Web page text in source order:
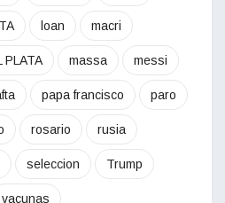
loan macri
PLATA massa messi
papa francisco paro
rosario rusia
seleccion Trump
vacunas